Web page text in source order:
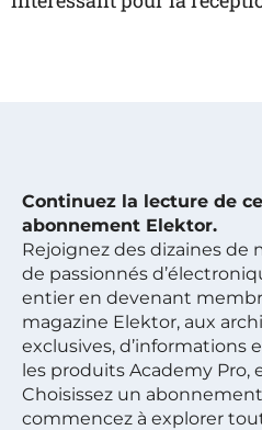
Continuez la lecture de
abonnement Elektor.
Rejoignez des dizaines de
de passionnés
entier en devenant
magazine Elektor, aux
exclusives, d’informations
les produits Academy Pro,
Choisissez un
commencez à explorer